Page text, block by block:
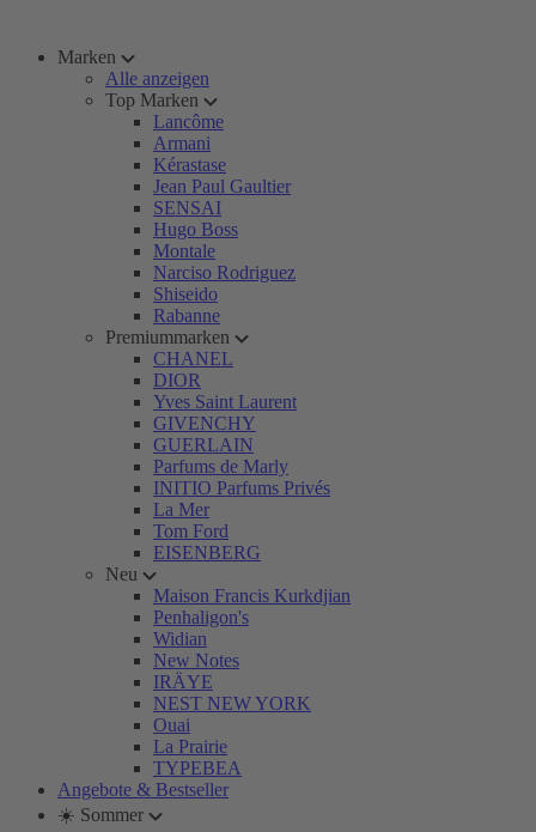
Marken
Alle anzeigen
Top Marken
Lancôme
Armani
Kérastase
Jean Paul Gaultier
SENSAI
Hugo Boss
Montale
Narciso Rodriguez
Shiseido
Rabanne
Premiummarken
CHANEL
DIOR
Yves Saint Laurent
GIVENCHY
GUERLAIN
Parfums de Marly
INITIO Parfums Privés
La Mer
Tom Ford
EISENBERG
Neu
Maison Francis Kurkdjian
Penhaligon's
Widian
New Notes
IRÄYE
NEST NEW YORK
Ouai
La Prairie
TYPEBEA
Angebote & Bestseller
☀️ Sommer